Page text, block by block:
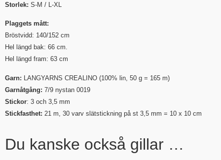
Storlek: S-M / L-XL
Plaggets mått:
Bröstvidd: 140/152 cm
Hel längd bak: 66 cm.
Hel längd fram: 63 cm
Garn: LANGYARNS CREALINO (100% lin, 50 g = 165 m)
Garnåtgång: 7/9 nystan 0019
Stickor: 3 och 3,5 mm
Stickfasthet: 21 m, 30 varv slätstickning på st 3,5 mm = 10 x 10 cm
Du kanske också gillar …